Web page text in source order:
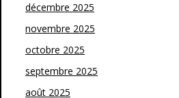
décembre 2025
novembre 2025
octobre 2025
septembre 2025
août 2025